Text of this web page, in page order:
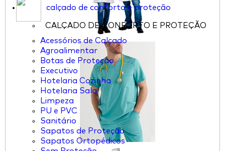
calçado de conforto e proteção
CALÇADO DE CONFORTO E PROTEÇÃO
Acessórios de Calçado
Agroalimentar
Botas de Proteção
Executivo
Hotelaria Cozinha
Hotelaria Sala
Limpeza
PU e PVC
Sanitário
Sapatos de Proteção
Sapatos Ortopédicos